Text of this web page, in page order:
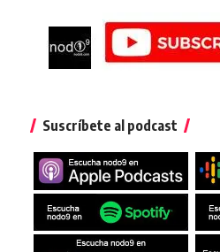
Suscríbete al podcast